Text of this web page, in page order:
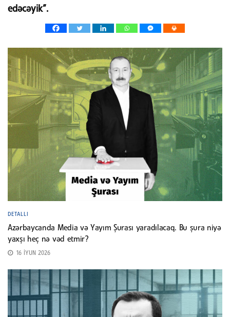
edəcəyik”.
DETALLI
Azərbaycanda Media və Yayım Şurası yaradılacaq. Bu şura niyə
yaxşı heç nə vəd etmir?
16 İYUN 2026